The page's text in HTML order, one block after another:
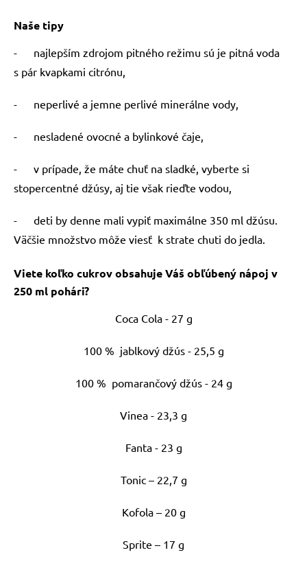
Naše tipy
- najlepším zdrojom pitného režimu sú je pitná voda
s pár kvapkami citrónu,
- neperlivé a jemne perlivé minerálne vody,
- nesladené ovocné a bylinkové čaje,
- v prípade, že máte chuť na sladké, vyberte si
stopercentné džúsy, aj tie však rieďte vodou,
- deti by denne mali vypiť maximálne 350 ml džúsu.
Väčšie množstvo môže viesť k strate chuti do jedla.
Viete koľko cukrov obsahuje Váš obľúbený nápoj v
250 ml pohári?
Coca Cola - 27 g
100 % jablkový džús - 25,5 g
100 % pomarančový džús - 24 g
Vinea - 23,3 g
Fanta - 23 g
Tonic – 22,7 g
Kofola – 20 g
Sprite – 17 g